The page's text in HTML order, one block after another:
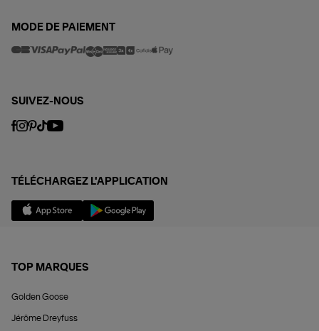
MODE DE PAIEMENT
SUIVEZ-NOUS
TÉLÉCHARGEZ L'APPLICATION
TOP MARQUES
Golden Goose
Jérôme Dreyfuss